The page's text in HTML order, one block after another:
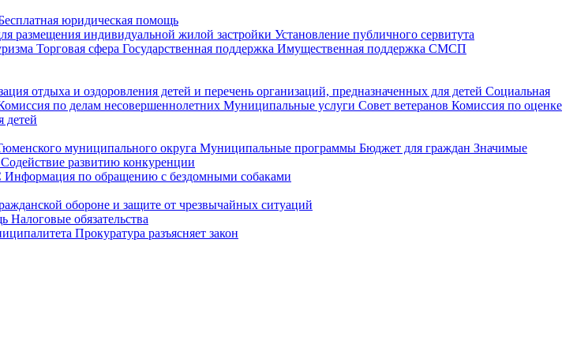
юридическая помощь
размещения индивидуальной жилой застройки Установление публичного сервитута
Торговая сфера Государственная поддержка Имущественная поддержка СМСП
отдыха и оздоровления детей и перечень организаций, предназначенных для детей Социальная
по делам несовершеннолетних Муниципальные услуги Совет ветеранов Комиссия по оценке
детей
муниципального округа Муниципальные программы Бюджет для граждан Значимые
Содействие развитию конкуренции
Информация по обращению с бездомными собаками
обороне и защите от чрезвычайных ситуаций
Налоговые обязательства
Прокуратура разъясняет закон